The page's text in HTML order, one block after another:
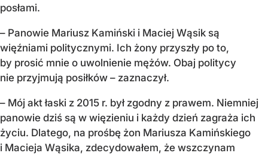
posłami.
– Panowie Mariusz Kamiński i Maciej Wąsik są
więźniami politycznymi. Ich żony przyszły po to,
by prosić mnie o uwolnienie mężów. Obaj politycy
nie przyjmują posiłków – zaznaczył.
– Mój akt łaski z 2015 r. był zgodny z prawem. Niemniej
panowie dziś są w więzieniu i każdy dzień zagraża ich
życiu. Dlatego, na prośbę żon Mariusza Kamińskiego
i Macieja Wąsika, zdecydowałem, że wszczynam